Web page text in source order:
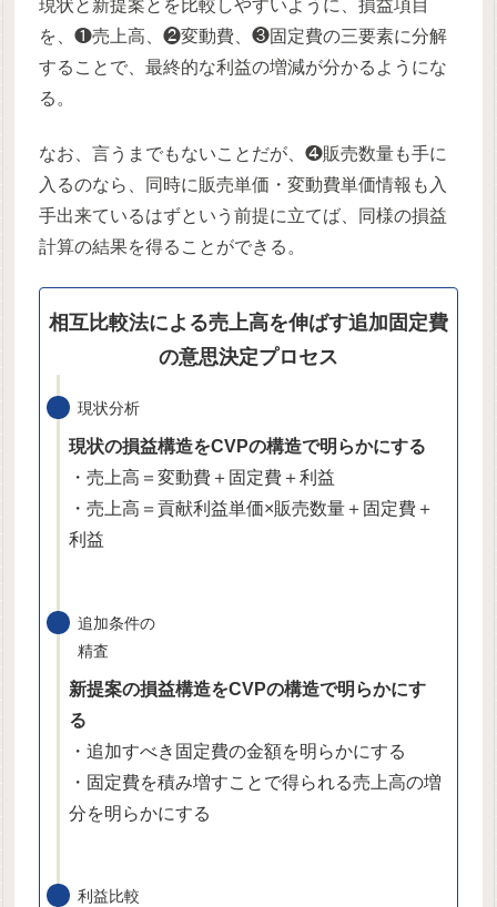
現状と新提案とを比較しやすいように、損益項目
を、❶売上高、❷変動費、❸固定費の三要素に分解
することで、最終的な利益の増減が分かるようにな
る。
なお、言うまでもないことだが、❹販売数量も手に
入るのなら、同時に販売単価・変動費単価情報も入
手出来ているはずという前提に立てば、同様の損益
計算の結果を得ることができる。
相互比較法による売上高を伸ばす追加固定費
の意思決定プロセス
現状分析
現状の損益構造をCVPの構造で明らかにする
・売上高＝変動費＋固定費＋利益
・売上高＝貢献利益単価×販売数量＋固定費＋
利益
追加条件の
精査
新提案の損益構造をCVPの構造で明らかにす
る
・追加すべき固定費の金額を明らかにする
・固定費を積み増すことで得られる売上高の増
分を明らかにする
利益比較